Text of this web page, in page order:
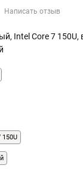
Написать отзыв
Intel Core 7 150U,
150U